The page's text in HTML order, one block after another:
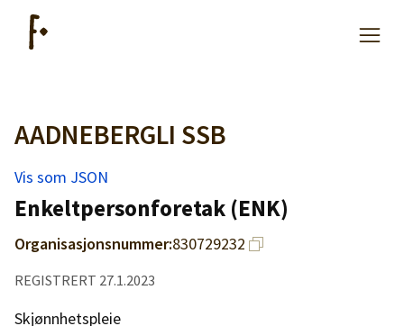
Artikler
Hjelp
Kjøpe lister
Priser
AADNEBERGLI SSB
Vis som JSON
Enkeltpersonforetak (ENK)
Organisasjonsnummer:830729232
REGISTRERT 27.1.2023
Skjønnhetspleie